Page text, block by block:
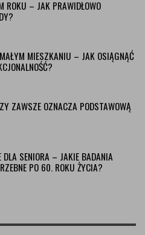
ROKU – JAK PRAWIDŁOWO
MIESZKANIU – JAK OSIĄGNĄĆ
ZAWSZE OZNACZA PODSTAWOWĄ
DLA SENIORA – JAKIE BADANIA
PO 60. ROKU ŻYCIA?